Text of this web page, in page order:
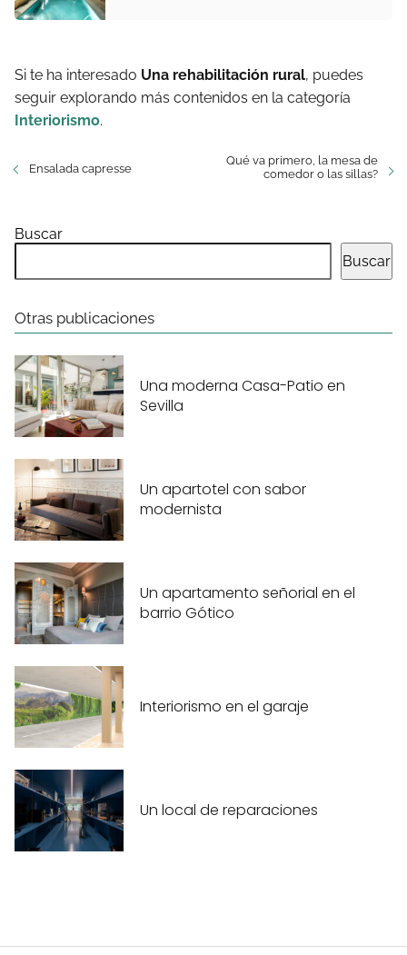
Si te ha interesado Una rehabilitación rural, puedes
seguir explorando más contenidos en la categoría
Interiorismo.
Ensalada capresse
Qué va primero, la mesa de
comedor o las sillas?
Buscar
Buscar
Otras publicaciones
Una moderna Casa-Patio en
Sevilla
Un apartotel con sabor
modernista
Un apartamento señorial en el
barrio Gótico
Interiorismo en el garaje
Un local de reparaciones